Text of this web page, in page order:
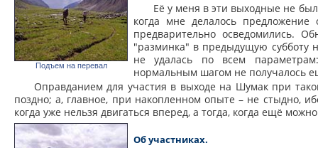
Подъем на перевал
Её у меня в эти выходные не
когда мне делалось
предварительно осведомились.
"разминка" в предыдущую субботу
не удалась по всем
нормальным шагом не получалось
Оправданием для участия в выходе на Шумак при
поздно; а, главное, при накопленном опыте – не стыдно,
когда уже нельзя двигаться вперед, а тогда, когда ещё
Об участниках.